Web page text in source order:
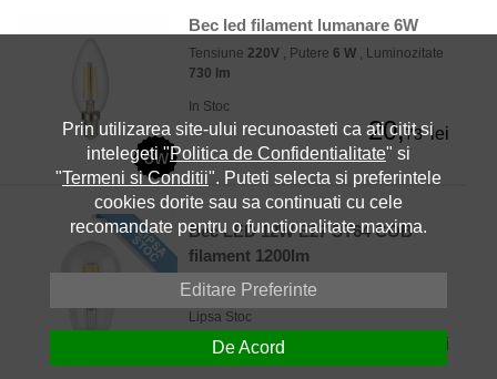
6w
Bec led filament lumanare 6W
Tensiune 220V , Putere 6 W , Luminozitate
730 lm
In Stoc
20,73 lei
Bec LED 12W E27 ST64 COB
filament 1200lm
Tensiune220V, Luminozitate
Lipsa Stoc
21, lei
Prin utilizarea site-ului recunoasteti ca ati citit si
intelegeti "Politica de Confidentialitate" si
"Termeni si Conditii". Puteti selecta si preferintele
cookies dorite sau sa continuati cu cele
recomandate pentru o functionalitate maxima.
Editare Preferinte
De Acord